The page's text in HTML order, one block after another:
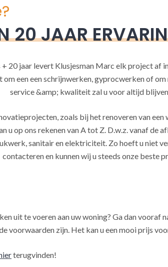
20 JAAR
+ 20 jaar levert Klusjesman Marc elk project
om een een schrijnwerken, gyprocwerken of
service &amp; kwaliteit zal u voor altijd blijven
zoals bij het renoveren van een
u op ons rekenen van A tot Z. D.w.z. vanaf de
sanitair en elektriciteit. Zo hoeft u niet
contacteren en kunnen wij u steeds onze beste
uit te voeren aan uw woning? Ga dan vooraf
voorwaarden zijn. Het kan u een mooi prijs
terugvinden!